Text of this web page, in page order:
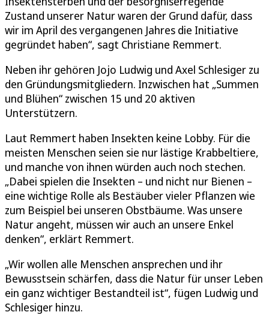
Zustand unserer Natur waren der Grund dafür, dass
wir im April des vergangenen Jahres die Initiative
gegründet haben“, sagt Christiane Remmert.
Neben ihr gehören Jojo Ludwig und Axel Schlesiger zu
den Gründungsmitgliedern. Inzwischen hat „Summen
und Blühen“ zwischen 15 und 20 aktiven
Unterstützern.
Laut Remmert haben Insekten keine Lobby. Für die
meisten Menschen seien sie nur lästige Krabbeltiere,
und manche von ihnen würden auch noch stechen.
„Dabei spielen die Insekten – und nicht nur Bienen –
eine wichtige Rolle als Bestäuber vieler Pflanzen wie
zum Beispiel bei unseren Obstbäume. Was unsere
Natur angeht, müssen wir auch an unsere Enkel
denken“, erklärt Remmert.
„Wir wollen alle Menschen ansprechen und ihr
Bewusstsein schärfen, dass die Natur für unser Leben
ein ganz wichtiger Bestandteil ist“, fügen Ludwig und
Schlesiger hinzu.